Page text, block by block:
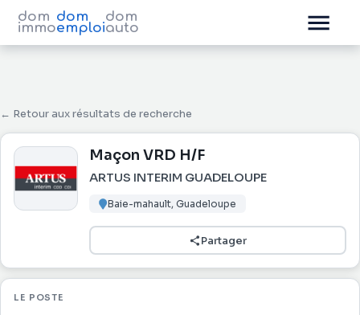
dom
immo
dom
emploi
dom
auto
← Retour aux résultats de recherche
Maçon VRD H/F
ARTUS INTERIM GUADELOUPE
Baie-mahault, Guadeloupe
Partager
LE POSTE